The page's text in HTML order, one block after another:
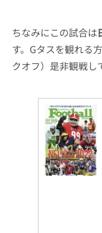
ちなみにこの試合は
す。Gタスを観れる
クオフ）是非観戦し